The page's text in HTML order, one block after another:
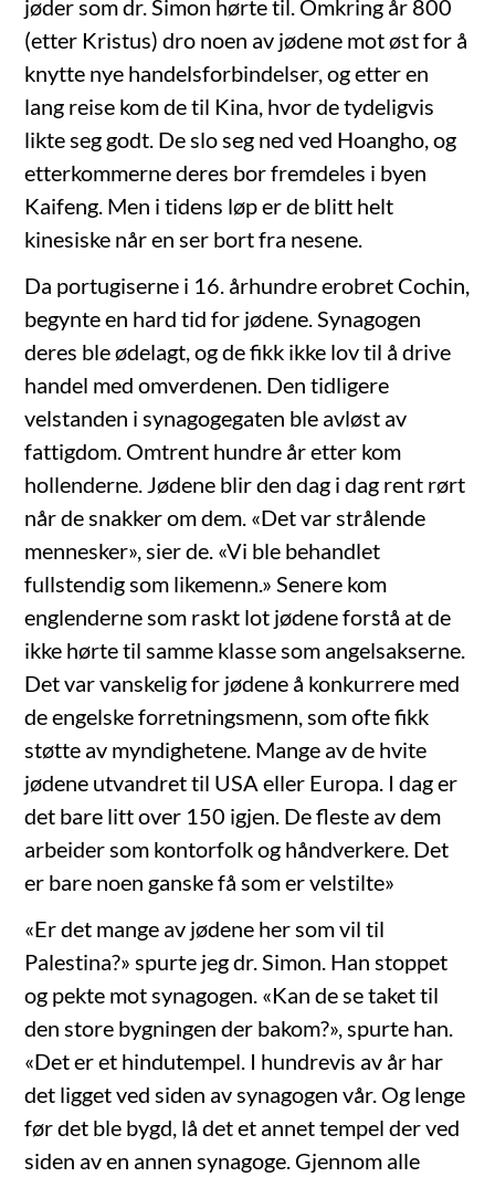
jøder som dr. Simon hørte til. Omkring år 800
(etter Kristus) dro noen av jødene mot øst for å
knytte nye handelsforbindelser, og etter en
lang reise kom de til Kina, hvor de tydeligvis
likte seg godt. De slo seg ned ved Hoangho, og
etterkommerne deres bor fremdeles i byen
Kaifeng. Men i tidens løp er de blitt helt
kinesiske når en ser bort fra nesene.
Da portugiserne i 16. århundre erobret Cochin,
begynte en hard tid for jødene. Synagogen
deres ble ødelagt, og de fikk ikke lov til å drive
handel med omverdenen. Den tidligere
velstanden i synagogegaten ble avløst av
fattigdom. Omtrent hundre år etter kom
hollenderne. Jødene blir den dag i dag rent rørt
når de snakker om dem. «Det var strålende
mennesker», sier de. «Vi ble behandlet
fullstendig som likemenn.» Senere kom
englenderne som raskt lot jødene forstå at de
ikke hørte til samme klasse som angelsakserne.
Det var vanskelig for jødene å konkurrere med
de engelske forretningsmenn, som ofte fikk
støtte av myndighetene. Mange av de hvite
jødene utvandret til USA eller Europa. I dag er
det bare litt over 150 igjen. De fleste av dem
arbeider som kontorfolk og håndverkere. Det
er bare noen ganske få som er velstilte»
«Er det mange av jødene her som vil til
Palestina?» spurte jeg dr. Simon. Han stoppet
og pekte mot synagogen. «Kan de se taket til
den store bygningen der bakom?», spurte han.
«Det er et hindutempel. I hundrevis av år har
det ligget ved siden av synagogen vår. Og lenge
før det ble bygd, lå det et annet tempel der ved
siden av en annen synagoge. Gjennom alle